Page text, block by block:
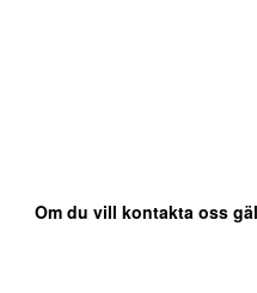
Om du vill kontakta oss